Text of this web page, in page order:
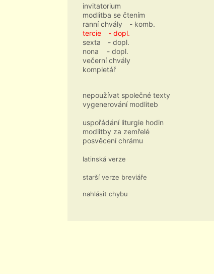
invitatorium
modlitba se čtením
ranní chvály
- komb.
tercie
- dopl.
sexta
- dopl.
nona
- dopl.
večerní chvály
kompletář
nepoužívat společné texty
vygenerování modliteb
uspořádání liturgie hodin
modlitby za zemřelé
posvěcení chrámu
latinská verze
starší verze breviáře
nahlásit chybu